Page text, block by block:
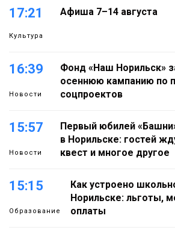
17:21
Культура
Афиша 7–14 августа
16:39
Новости
Фонд «Наш Норильск»
осеннюю кампанию по
соцпроектов
15:57
Новости
Первый юбилей
в Норильске: гостей
квест и многое другое
15:15
Образование
Как устроено
Норильске: льготы,
оплаты